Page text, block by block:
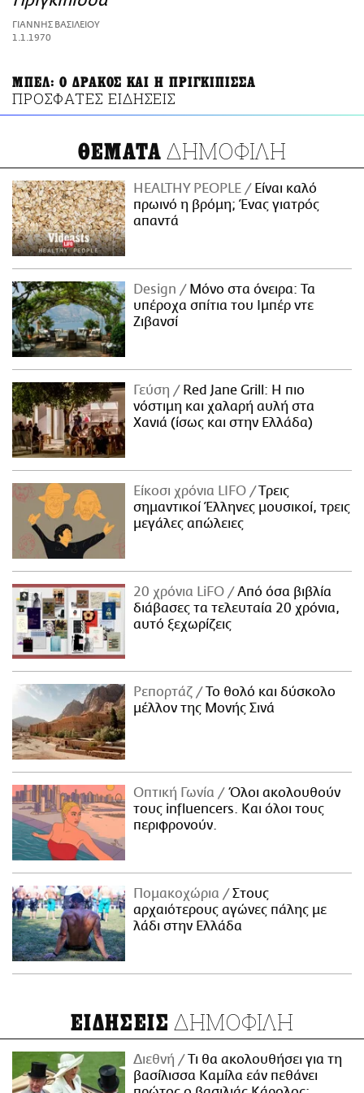
ΑΜΠΑ
PRINT
ΓΙΑΝΝΗΣ ΒΑΣΙΛΕΙΟΥ
1.1.1970
ΜΠΕΛ: Ο ΔΡΑΚΟΣ ΚΑΙ Η ΠΡΙΓΚΙΠΙΣΣΑ
ΠΡΟΣΦΑΤΕΣ ΕΙΔΗΣΕΙΣ
ΘΕΜΑΤΑ ΔΗΜΟΦΙΛΗ
HEALTHY PEOPLE
Είναι καλό
πρωινό η βρόμη; Ένας γιατρός
απαντά
Design
Μόνο στα όνειρα: Τα
υπέροχα σπίτια του Ιμπέρ ντε
Ζιβανσί
Γεύση
Red Jane Grill: Η πιο
νόστιμη και χαλαρή αυλή στα
Χανιά (ίσως και στην Ελλάδα)
Είκοσι χρόνια LIFO
Tρεις
σημαντικοί Έλληνες μουσικοί, τρεις
μεγάλες απώλειες
20 χρόνια LiFO
Από όσα βιβλία
διάβασες τα τελευταία 20 χρόνια,
αυτό ξεχωρίζεις
Ρεπορτάζ
Το θολό και δύσκολο
μέλλον της Μονής Σινά
Οπτική Γωνία
Όλοι ακολουθούν
τους influencers. Και όλοι τους
περιφρονούν.
Πομακοχώρια
Στους
αρχαιότερους αγώνες πάλης με
λάδι στην Ελλάδα
ΕΙΔΗΣΕΙΣ ΔΗΜΟΦΙΛΗ
Διεθνή
Τι θα ακολουθήσει για τη
βασίλισσα Καμίλα εάν πεθάνει